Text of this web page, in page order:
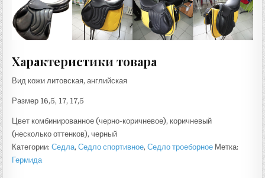
Характеристики товара
Вид кожи литовская, английская
Размер 16,5, 17, 17,5
Цвет комбинированное (черно-коричневое), коричневый
(несколько оттенков), черный
Категории:Седла,Седло спортивное,Седло троеборное Метка:
Гермида